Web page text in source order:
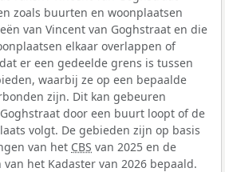
zoals buurten en woonplaatsen
van Vincent van Goghstraat en die
elkaar overlappen of
er een gedeelde grens is tussen
waarbij ze op een bepaalde
zijn. Dit kan gebeuren
door een buurt loopt of de
volgt. De gebieden zijn op basis
van het CBS van 2025 en de
het Kadaster van 2026 bepaald.